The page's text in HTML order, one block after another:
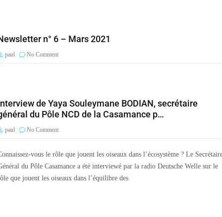
n° 6 – Mars 2021
paul No Comment
de Yaya Souleymane BODIAN, secrétaire
du Pôle NCD de la Casamance p…
paul No Comment
vous le rôle que jouent les oiseaux dans l’écosystème ? Le
du Pôle Casamance a été interviewé par la radio Deutsche Welle sur le
que jouent les oiseaux dans l’équilibre des